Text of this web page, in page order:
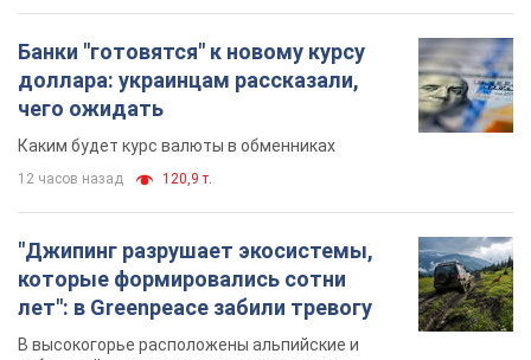
"Джипинг разрушает экосистемы,
которые формировались сотни
лет": в Greenpeace забили тревогу
В высокогорье расположены альпийские и
комплексы, которые формировались на протяжении сотен
лет